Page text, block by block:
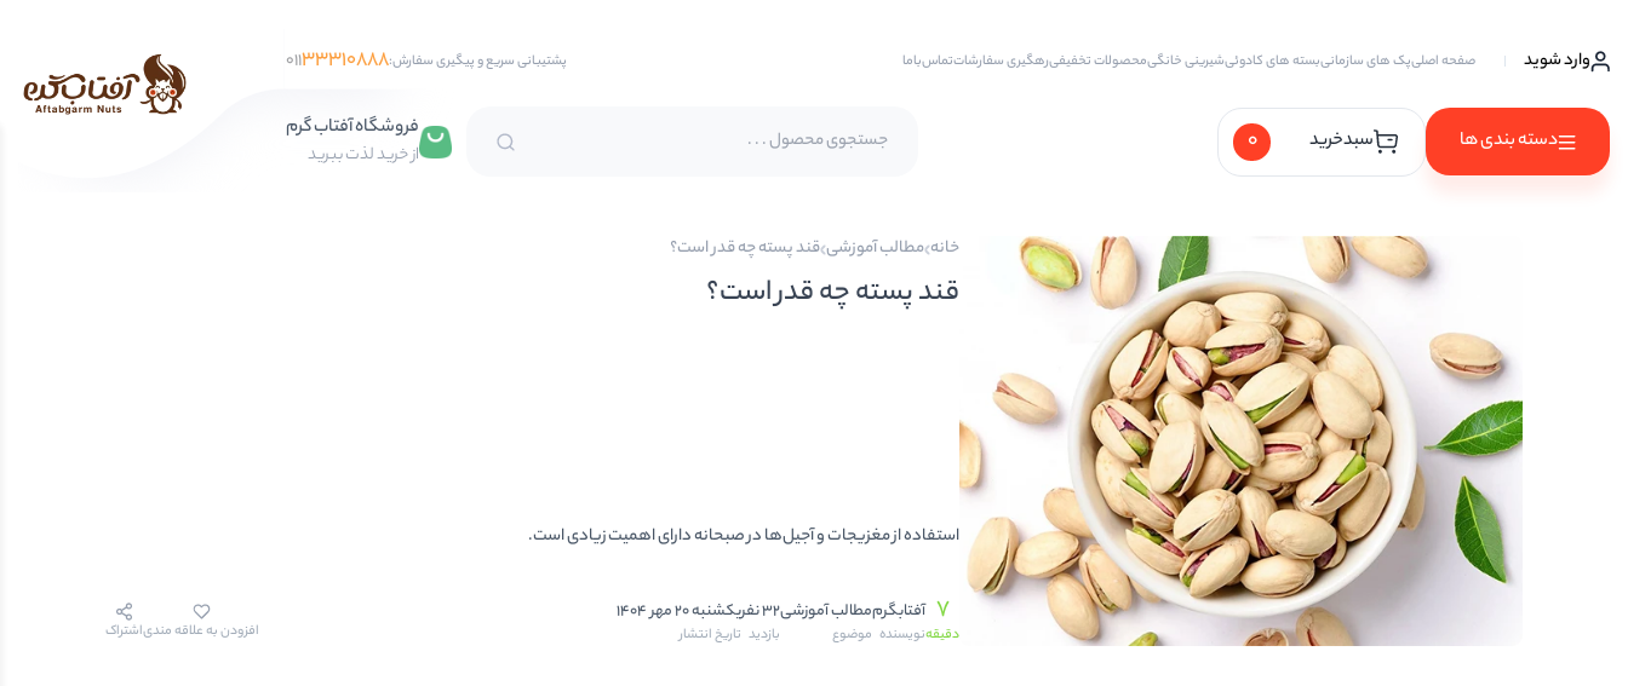
وارد شوید صفحه اصلیپک های سازمانیبسته های کادوئیشیرینی خانگیمحصولات تخفیفیرهگیری سفارشاتتماس‌با‌ما پشتیبانی سریع و پیگیری سفارش: 01133310888
دسته بندی ها
آجیل ها
آجیل خام
آجیل چهار مغز
آجیل سه مغز
آجیل شیرین
آجیل مخلوط
پسته
پسته احمد آقایی
پسته اکبری
پسته فندقی
بادام زمینی
بادام زمینی روکش دار
تخمه ها
سبدخرید 0 فروشگاه آفتاب گرم
از خرید لذت ببرید
خانه مطالب آموزشی قند پسته چه قدر است؟
قند پسته چه قدر است؟
استفاده از مغزیجات و آجیل‌ها در صبحانه دارای اهمیت زیادی است.
7
دقیقه
آفتابگرم
نویسنده
مطالب آموزشی
موضوع
32 نفر
بازدید
یکشنبه 20 مهر 1404
تاریخ انتشار افزودن به علاقه مندیاشتراک